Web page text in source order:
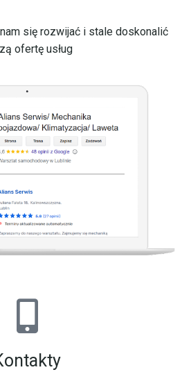
się rozwijać i stale doskonalić
ofertę usług